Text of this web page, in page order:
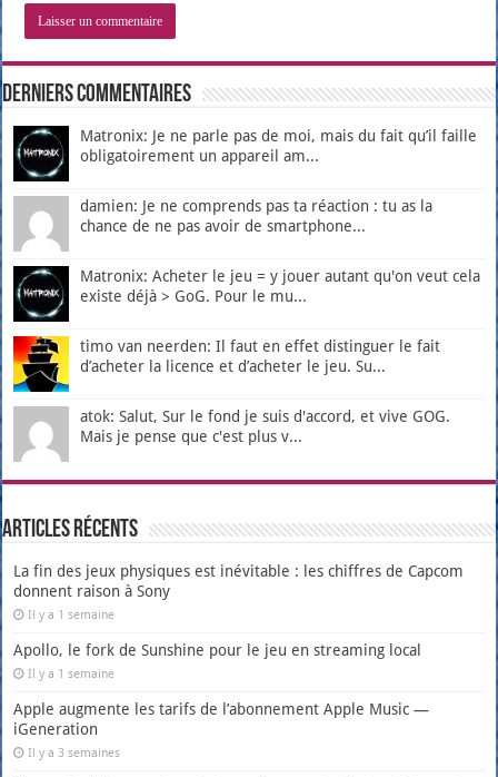
Derniers Commentaires
Matronix: Je ne parle pas de moi, mais du fait qu’il faille
obligatoirement un appareil am...
damien: Je ne comprends pas ta réaction : tu as la
chance de ne pas avoir de smartphone...
Matronix: Acheter le jeu = y jouer autant qu'on veut cela
existe déjà > GoG. Pour le mu...
timo van neerden: Il faut en effet distinguer le fait
d’acheter la licence et d’acheter le jeu. Su...
atok: Salut, Sur le fond je suis d'accord, et vive GOG.
Mais je pense que c'est plus v...
Articles récents
La fin des jeux physiques est inévitable : les chiffres de Capcom
donnent raison à Sony
Il y a 1 semaine
Apollo, le fork de Sunshine pour le jeu en streaming local
Il y a 1 semaine
Apple augmente les tarifs de l’abonnement Apple Music —
iGeneration
Il y a 3 semaines